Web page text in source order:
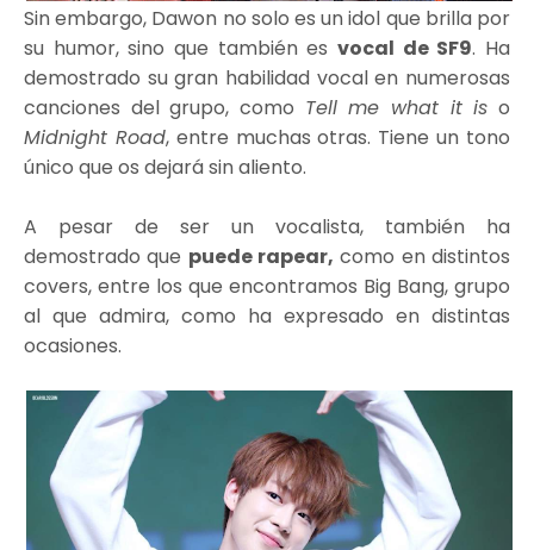
Sin embargo, Dawon no solo es un idol que brilla por
su humor, sino que también es vocal de SF9. Ha
demostrado su gran habilidad vocal en numerosas
canciones del grupo, como Tell me what it is o
Midnight Road, entre muchas otras. Tiene un tono
único que os dejará sin aliento.
A pesar de ser un vocalista, también ha
demostrado que puede rapear, como en distintos
covers, entre los que encontramos Big Bang, grupo
al que admira, como ha expresado en distintas
ocasiones.